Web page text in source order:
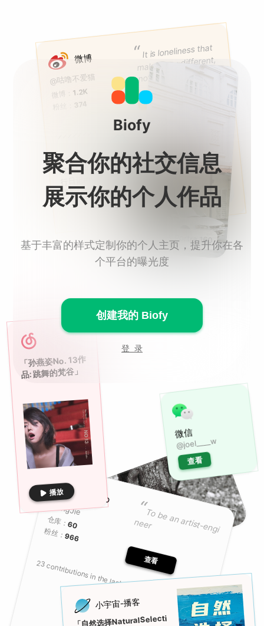
微博
@咕噜不爱猫
微博：1.2K
374
“It is loneliness that
makes you different,
not gregariousness.
@咕噜不爱猫: 我在马来西亚
#建筑##旅行日记##我的旅
行日记##旅行日记✈️##街头
摄影[超话]# http://t.cn/RxD
SCvm
Wang Jie's Blog
|Software Engin
eer|Android|Jav
a|Kotlin
❤|C++|
Github|Huginn|
Geek|Code|Dev
b log.wangjiegulu.com
GitHub
WangJie
仓库：60
粉丝：966
“To b
e an artist-eng
i
neer
查看
23 contributions in the last year
Kodak Portra 160
微信
@joel____w
查看
「孙燕姿No. 13作
品: 跳舞的梵谷」
播放
小宇宙-播客
「自然选择NaturalSelecti
Biofy
聚合你的社交信息
展示你的个人作品
基于丰富的样式定制你的个人主页，提升你在各
个平台的曝光度
创建我的 Biofy
登 录